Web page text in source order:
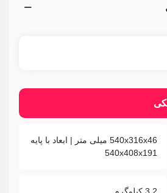
540x316x46 میلی متر | ابعاد با پایه
540x408x191